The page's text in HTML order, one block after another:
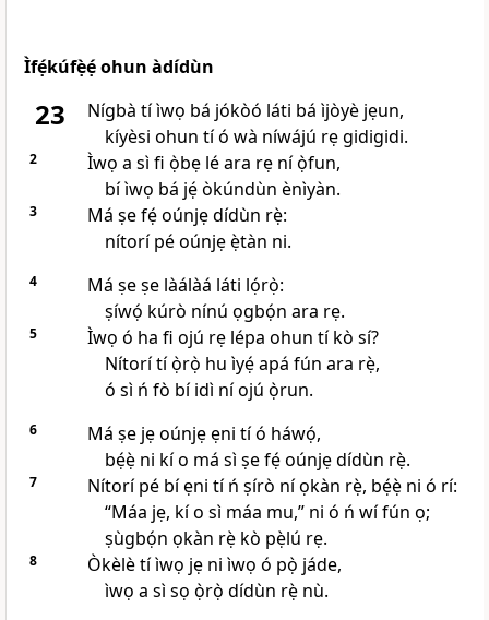
Ìfẹ́kúfẹ̀ẹ́ ohun àdídùn
23
Nígbà tí ìwọ bá jókòó láti bá ìjòyè jẹun,
kíyèsi ohun tí ó wà níwájú rẹ gidigidi.
2
Ìwọ a sì fi ọ̀bẹ lé ara rẹ ní ọ̀fun,
bí ìwọ bá jẹ́ òkúndùn ènìyàn.
3
Má ṣe fẹ́ oúnjẹ dídùn rẹ̀:
nítorí pé oúnjẹ ẹ̀tàn ni.
4
Má ṣe ṣe làálàá láti lọ́rọ̀:
ṣíwọ́ kúrò nínú ọgbọ́n ara rẹ.
5
Ìwọ ó ha fi ojú rẹ lépa ohun tí kò sí?
Nítorí tí ọ̀rọ̀ hu ìyẹ́ apá fún ara rẹ̀,
ó sì ń fò bí idì ní ojú ọ̀run.
6
Má ṣe jẹ oúnjẹ ẹni tí ó háwọ́,
bẹ́ẹ̀ ni kí o má sì ṣe fẹ́ oúnjẹ dídùn rẹ̀.
7
Nítorí pé bí ẹni tí ń ṣírò ní ọkàn rẹ̀, bẹ́ẹ̀ ni ó rí:
“Máa jẹ, kí o sì máa mu,” ni ó ń wí fún ọ;
ṣùgbọ́n ọkàn rẹ̀ kò pẹ̀lú rẹ.
8
Òkèlè tí ìwọ jẹ ni ìwọ ó pọ̀ jáde,
ìwọ a sì sọ ọ̀rọ̀ dídùn rẹ̀ nù.